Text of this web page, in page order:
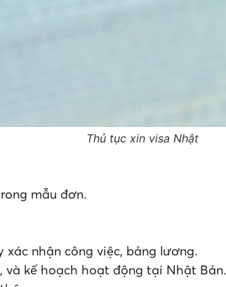
Thủ tục xin visa Nhật
mẫu đơn.
nhận công việc, bảng lương.
và kế hoạch hoạt động tại Nhật Bản.